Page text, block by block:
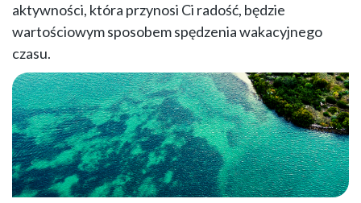
aktywności, która przynosi Ci radość, będzie
wartościowym sposobem spędzenia wakacyjnego
czasu.